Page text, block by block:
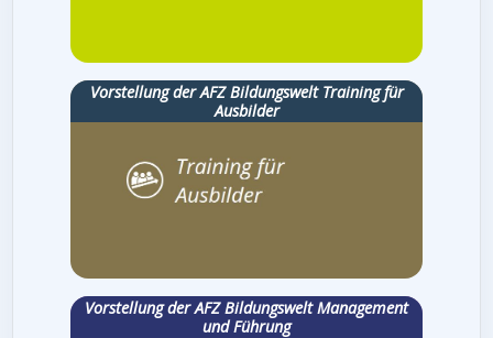
Vorstellung der AFZ Bildungswelt Training für
Ausbilder
Vorstellung der AFZ Bildungswelt Management
und Führung